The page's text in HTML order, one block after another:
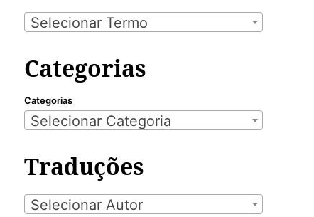
Selecionar Termo
Categorias
Categorias
Selecionar Categoria
Traduções
Selecionar Autor